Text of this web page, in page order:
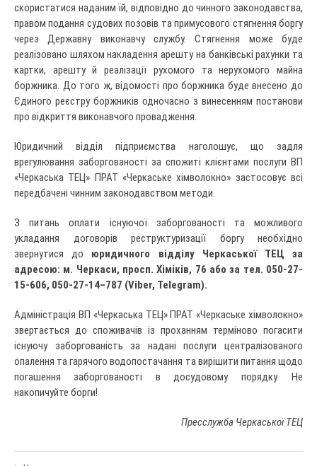
скористатися наданим їй, відповідно до чинного законодавства,
правом подання судових позовів та примусового стягнення боргу
через Державну виконавчу службу. Стягнення може буде
реалізовано шляхом накладення арешту на банківські рахунки та
картки, арешту й реалізації рухомого та нерухомого майна
боржника. До того ж, відомості про боржника буде внесено до
Єдиного реєстру боржників одночасно з винесенням постанови
про відкриття виконавчого провадження.
Юридичний відділ підприємства наголошує, що задля
врегулювання заборгованості за спожиті клієнтами послуги ВП
«Черкаська ТЕЦ» ПРАТ «Черкаське хімволокно» застосовує всі
передбачені чинним законодавством методи.
З питань оплати існуючої заборгованості та можливого
укладання договорів реструктуризації боргу необхідно
звернутися до юридичного відділу ЧеркаськоїТЕЦ за
адресою: м. Черкаси, просп. Хіміків, 76 або за тел. 050-27-
15-606, 050-27-1 4–787 (Viber, Telegram).
Адміністрація ВП «Черкаська ТЕЦ» ПРАТ «Черкаське хімволокно»
звертається до споживачів із проханням терміново погасити
існуючу заборгованість за надані послуги централізованого
опалення та гарячого водопостачання та вирішити питання щодо
погашення заборгованості в досудовому порядку. Не
накопичуйте борги!
Пресслужба Черкаської ТЕЦ